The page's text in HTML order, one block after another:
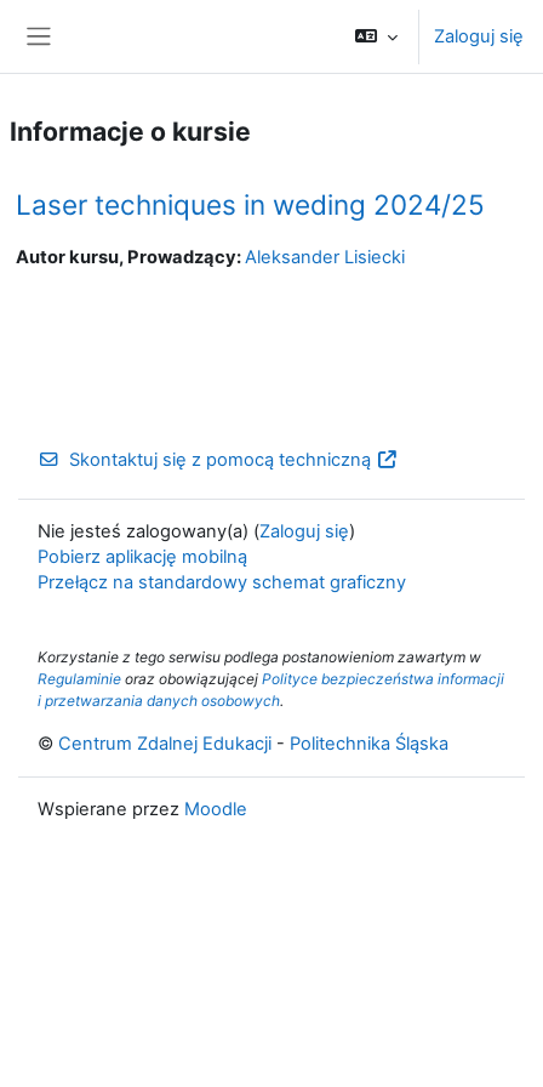
Zaloguj się
Informacje o kursie
Laser techniques in weding 2024/25
Autor kursu, Prowadzący:Aleksander Lisiecki
Skontaktuj się z pomocą techniczną
Nie jesteś zalogowany(a) (Zaloguj się)
Pobierz aplikację mobilną
Przełącz na standardowy schemat graficzny
Korzystanie z tego serwisu podlega postanowieniom zawartym w
Regulaminie oraz obowiązującej Polityce bezpieczeństwa informacji
i przetwarzania danych osobowych.
© Centrum Zdalnej Edukacji - Politechnika Śląska
Wspierane przez Moodle